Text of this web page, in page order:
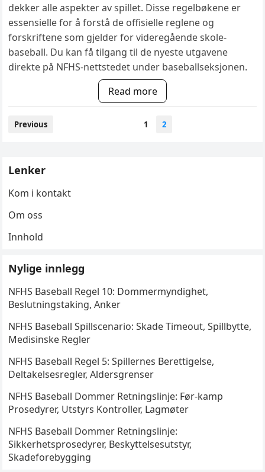
dekker alle aspekter av spillet. Disse regelbøkene er
essensielle for å forstå de offisielle reglene og
forskriftene som gjelder for videregående skole-
baseball. Du kan få tilgang til de nyeste utgavene
direkte på NFHS-nettstedet under baseballseksjonen.
Read more
Posts
Previous 1 2
Lenker
Kom i kontakt
Om oss
Innhold
Nylige innlegg
NFHS Baseball Regel 10: Dommermyndighet,
Beslutningstaking, Anker
NFHS Baseball Spillscenario: Skade Timeout, Spillbytte,
Medisinske Regler
NFHS Baseball Regel 5: Spillernes Berettigelse,
Deltakelsesregler, Aldersgrenser
NFHS Baseball Dommer Retningslinje: Før-kamp
Prosedyrer, Utstyrs Kontroller, Lagmøter
NFHS Baseball Dommer Retningslinje:
Sikkerhetsprosedyrer, Beskyttelsesutstyr,
Skadeforebygging